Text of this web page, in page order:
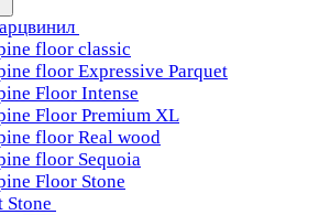
floor classic
floor Expressive Parquet
Floor Intense
Floor Premium XL
floor Real wood
floor Sequoia
Floor Stone
Stone